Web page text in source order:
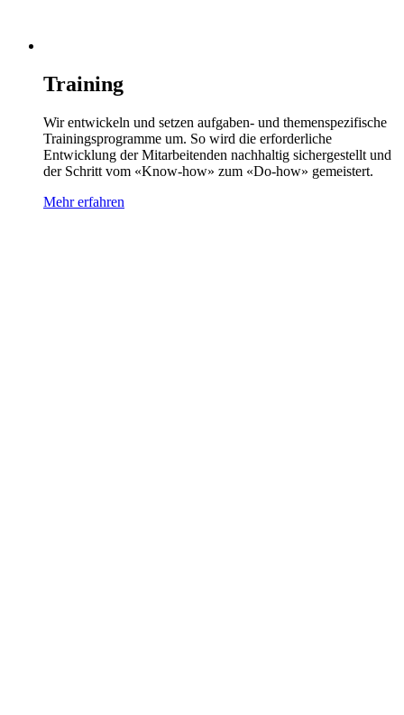
Training
Wir entwickeln und setzen aufgaben- und themenspezifische
Trainingsprogramme um. So wird die erforderliche
Entwicklung der Mitarbeitenden nachhaltig sichergestellt und
der Schritt vom «Know-how» zum «Do-how» gemeistert.
Mehr erfahren